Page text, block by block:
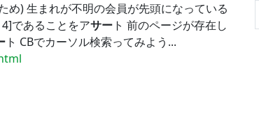
め) 生まれが不明の会員が先頭になっている
であることをアサー ト 前のページが存在し
ト CBでカーソル検索ってみよう...